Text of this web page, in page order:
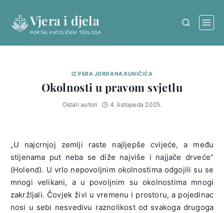
content
Vjera i djela
PORTAL KATOLIČKIH TEOLOGA
IZ PERA JORDANA KUNIČIĆA
Okolnosti u pravom svjetlu
Ostali autori 4. listopada 2025.
„U najcrnjoj zemlji raste najljepše cvijeće, a među
stijenama put neba se diže najviše i najjače drveće“
(Holend). U vrlo nepovoljnim okolnostima odgojili su se
mnogi velikani, a u povoljnim su okolnostima mnogi
zakržljali. Čovjek živi u vremenu i prostoru, a pojedinac
nosi u sebi nesvedivu raznolikost od svakoga drugoga